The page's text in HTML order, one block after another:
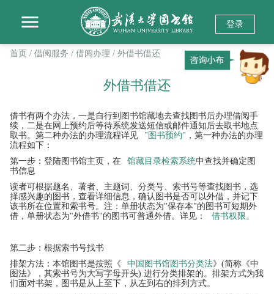
登录
首页/ 借阅服务 / 借阅办理 / 外借书借还
外借书借还
借书有两个办法，一是自行到图书馆藏地去查找图书后办理借阅手
续，二是在网上预约后等待系统发送短信或邮件通知后去取书地点
取书。第二种办法的办理流程详见
"图书预约" ，第一种办法的办理
流程如下：
第一步：登陆图书馆主页，在
馆藏目录检索系统中查找并确定图
书信息
读者可根据题名、著者、主题词、分类号、索书号等查找图书，选
择感兴趣的图书，查看详细信息，确认图书是否可以外借，并记下
该书所在位置和索书号。注：单册状态为"保存本"的图书可短期外
借，单册状态为"外借书"的图书可普通外借。详见：
借书权限。
第二步：根据索书号找书
排架方法：本馆图书是按照《
中国图书馆图书分类法》(简称《中
图法》，其索书号为大写字母开头) 进行分类排架的。排架方式为我
们面对书架，图书是从上至下，从左到右的排列方式。